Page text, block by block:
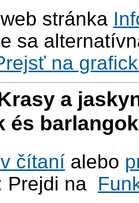
stránka
sa
na
a
és
čítaní alebo
Prejdi na